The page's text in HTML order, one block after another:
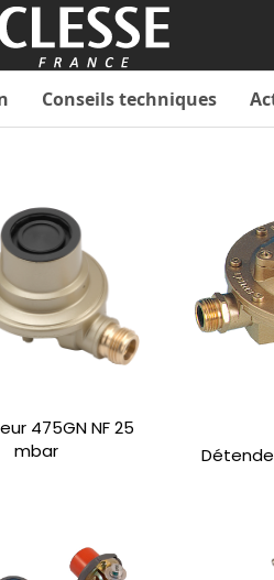
Conseils techniques
475GN NF 25
mbar